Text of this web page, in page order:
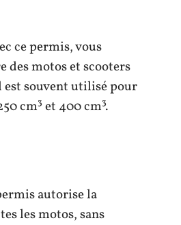
ce permis, vous
des motos et scooters
est souvent utilisé pour
cm³ et 400 cm³.
autorise la
les motos, sans